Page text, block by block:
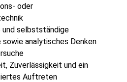
oder
selbstständige
analytisches Denken
Zuverlässigkeit und ein
Auftreten